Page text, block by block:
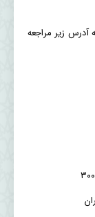
آدرس زیر مراجعه